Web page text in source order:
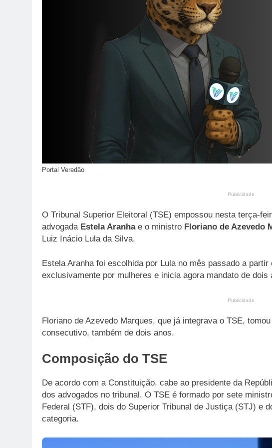
Portal Veredão
Publicidade
O Tribunal Superior Eleitoral (TSE) empossou nesta terça-
advogada Estela Aranhae o ministro Floriano de Azevedo
Luiz Inácio Lula da Silva.
Estela Aranha foi escolhida por Lula no mês passado a
exclusivamente por mulheres e inicia agora mandato de dois
Publicidade
Floriano de Azevedo Marques, que já integrava o TSE,
consecutivo, também de dois anos.
Composição do TSE
De acordo com a Constituição, cabe ao presidente da
dos advogados no tribunal. O TSE é formado por sete
Federal (STF), dois do Superior Tribunal de Justiça (STJ) e
categoria.